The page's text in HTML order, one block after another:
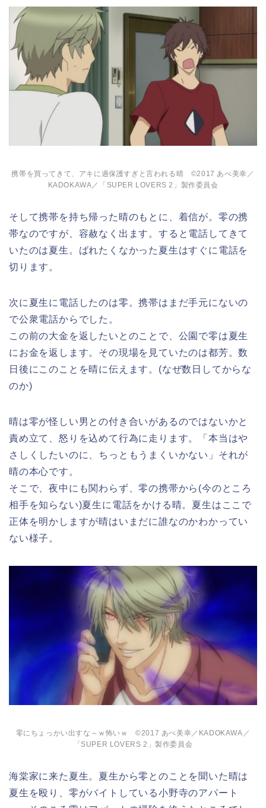
携帯を買ってきて、アキに過保護すぎと言われる晴 ©2017 あべ美幸／
KADOKAWA／「SUPER LOVERS 2」製作委員会
そして携帯を持ち帰った晴のもとに、着信が。零の携
帯なのですが、容赦なく出ます。すると電話してきて
いたのは夏生。ばれたくなかった夏生はすぐに電話を
切ります。
次に夏生に電話したのは零。携帯はまだ手元にないの
で公衆電話からでした。
この前の大金を返したいとのことで、公園で零は夏生
にお金を返します。その現場を見ていたのは都芳。数
日後にこのことを晴に伝えます。(なぜ数日してからな
のか)
晴は零が怪しい男との付き合いがあるのではないかと
責め立て、怒りを込めて行為に走ります。「本当はや
さしくしたいのに、ちっともうまくいかない」それが
晴の本心です。
そこで、夜中にも関わらず、零の携帯から(今のところ
相手を知らない)夏生に電話をかける晴。夏生はここで
正体を明かしますが晴はいまだに誰なのかわかってい
ない様子。
零にちょっかい出すな～ｗ怖いｗ ©2017 あべ美幸／KADOKAWA／
「SUPER LOVERS 2」製作委員会
海棠家に来た夏生。夏生から零とのことを聞いた晴は
夏生を殴り、零がバイトしている小野寺のアパート